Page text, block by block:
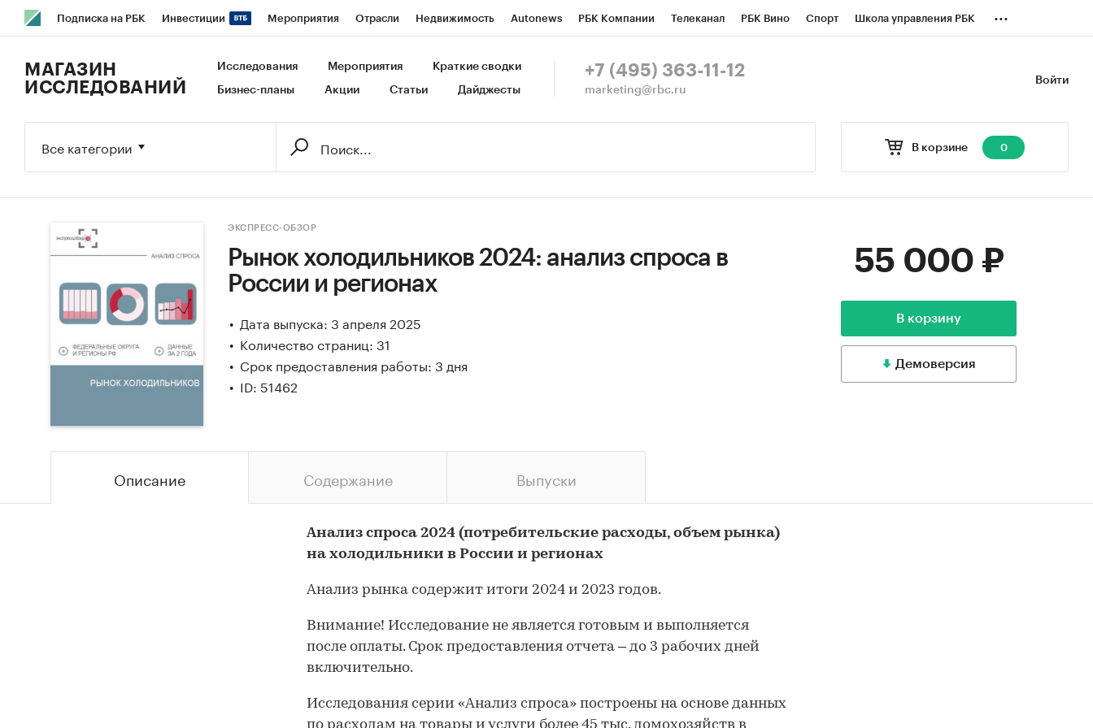
Подписка на РБК Инвестиции Мероприятия Отрасли Недвижимость Autonews РБК Компании Телеканал РБК Вино Спорт Школа управления РБК
Исследования Кредитные рейтинги Франшизы Газета Спецпроекты СПб Конференции СПб Спецпроекты
...
Войти
МАГАЗИН
ИССЛЕДОВАНИЙ
Исследования Мероприятия Краткие сводки
Бизнес-планы Акции Статьи Дайджесты
+7 (495) 363-11-12
marketing@rbc.ru
В корзине 0
Все категории
ЭКСПРЕСС-ОБЗОР
Рынок холодильников 2024: анализ спроса в
России и регионах
Дата выпуска: 3 апреля 2025
Количество страниц: 31
Срок предоставления работы: 3 дня
ID: 51462
55 000 ₽
В корзину
Демоверсия
Описание Содержание Выпуски
Анализ спроса 2024 (потребительские расходы, объем рынка)
на холодильники в России и регионах
Анализ рынка содержит итоги 2024 и 2023 годов.
Внимание! Исследование не является готовым и выполняется
после оплаты. Срок предоставления отчета – до 3 рабочих дней
включительно.
Исследования серии «Анализ спроса» построены на основе данных
по расходам на товары и услуги более 45 тыс. домохозяйств в